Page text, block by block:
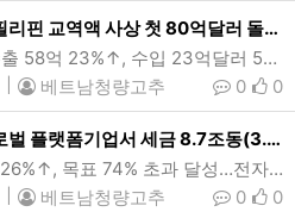
베트남, 對필리핀 교역액 사상 첫 80억달러 돌파
- 1~11월 수출 58억 23%↑, 수입 23억달러 5%↓…무역흑자 35억달러- 쌀 수출 25억달러 57.2%↑…자동차•기계•커피 등 주력품목 전반 호조세지난 10월 제12회 필리핀 전기차 서밋(PEVS)에서 참가한 빈패스트의 현지시장 VF7 출시 행사 당시 모습. 올들어 베트남과 필리핀간 교역액이 사상 처음으로80억달러 고지를 넘어섰으며, 올해 최고 85억달러에 달할 것으로 예상된다. (사진=빈패스트)[인사이드비나=하노이, 장연환 기자] 올들어 베트남의 대(對) 필리핀 교역액이 역대 최고치를 기록한 것으로 나타났다.31…
베트남청량고추 0
0
베트남, 글로벌 플랫폼기업서 세금 8.7조동(3.4억달러) 징수…구글·넷플릭스 등
- 전년대비 26%↑, 목표 74% 초과 달성…전자정보포털 등록기업 120곳베트남이 올해 구글과 메타, 넷플릭스 등의 글로벌 플랫폼기업들로부터 거둬들인 세금이 8.7조동(3.4억달러)에 이른 것으로 집계됐다. 이는 전년대비 26% 증가한 것이며 연간목표를 74% 초과달성한 것이다. (사진=VnExpress)[인사이드비나=하노이, 이희상 기자] 올해 구글과 메타(옛 페이스북), 넷플릭스 등의 글로벌 플랫폼기업이 베트남 세무당국에 납부한 세금이 8조7000억동(3억4140만여달러)에 달한 것으로 나타났다.31일 세무총…
베트남청량고추 0
0